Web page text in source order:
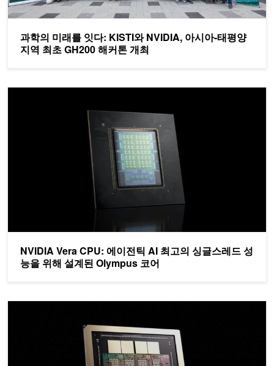
과학의 미래를 잇다: KISTI와 NVIDIA, 아시아-태평양
지역 최초 GH200 해커톤 개최
NVIDIA Vera CPU: 에이전틱 AI 최고의 싱글스레드 성
능을 위해 설계된 Olympus 코어
NVIDIA Vera CPU: 에이전틱 AI 최고의 싱글스레드 성능을 위해